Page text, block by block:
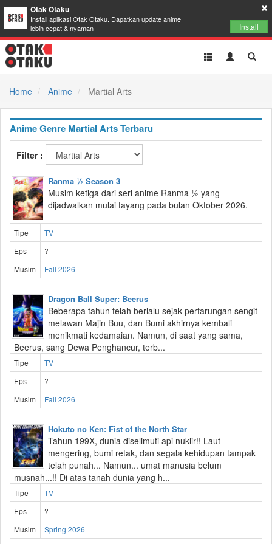
Otak Otaku
Install aplikasi Otak Otaku. Dapatkan update anime
lebih cepat & nyaman
Install
Toggle
Toggle
Home
Anime Martial Arts
Anime Genre Martial Arts Terbaru
Filter :
Ranma ½ Season 3
Musim ketiga dari seri anime Ranma ½ yang
dijadwalkan mulai tayang pada bulan Oktober 2026.
Tipe
TV
Eps
?
Musim
Fall 2026
Dragon Ball Super: Beerus
Beberapa tahun telah berlalu sejak pertarungan sengit
melawan Majin Buu, dan Bumi akhirnya kembali
menikmati kedamaian. Namun, di saat yang sama,
Beerus, sang Dewa Penghancur, terb...
Tipe
TV
Eps
?
Musim
Fall 2026
Hokuto no Ken: Fist of the North Star
Tahun 199X, dunia diselimuti api nuklir!! Laut
mengering, bumi retak, dan segala kehidupan tampak
telah punah... Namun... umat manusia belum
musnah...!! Di atas tanah dunia yang h...
Tipe
TV
Eps
?
Musim
Spring 2026